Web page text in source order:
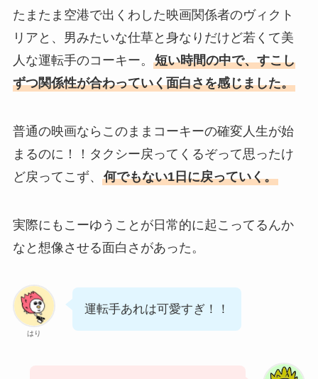
たまたま空港で出くわした映画関係者のヴィクト
リアと、男みたいな仕草と身なりだけど若くて美
人な運転手のコーキー。 短い時間の中で、すこし
ずつ関係性が合わっていく面白さを感じました。
普通の映画ならこのままコーキーの確変人生が始
まるのに！！タクシー戻ってくるぞって思ったけ
ど戻ってこず、 何でもない1日に戻っていく。
実際にもこーゆうことが日常的に起こってるんか
なと想像させる面白さがあった。
はり
運転手あれは可愛すぎ！！